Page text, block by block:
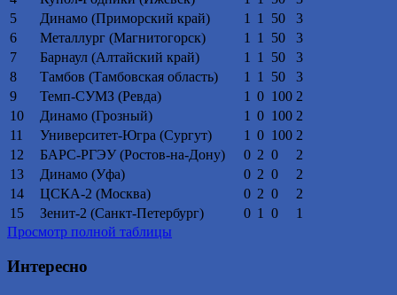
5
Динамо (Приморский край) 1 1 50
3
6
Металлург (Магнитогорск) 1 1 50
3
7
Барнаул (Алтайский край) 1 1 50
3
8
Тамбов (Тамбовская область) 1 1 50
3
9
Темп-СУМЗ (Ревда) 1 0 100 2
10
Динамо (Грозный) 1 0 100 2
11
Университет-Югра (Сургут) 1 0 100 2
12
БАРС-РГЭУ (Ростов-на-Дону) 0 2 0
2
13
Динамо (Уфа) 0 2 0
2
14
ЦСКА-2 (Москва) 0 2 0
2
15
Зенит-2 (Санкт-Петербург) 0 1 0
1
Просмотр полной таблицы
Интересно